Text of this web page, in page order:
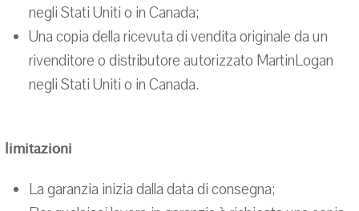
negli Stati Uniti o in Canada;
Una copia della ricevuta di vendita originale da un
rivenditore o distributore autorizzato MartinLogan
negli Stati Uniti o in Canada.
limitazioni
La garanzia inizia dalla data di consegna;